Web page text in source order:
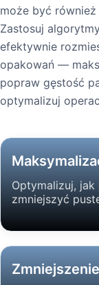
może być
Zastosuj
efektywnie
opakowań —
popraw gęstość
optymalizuj
Optymalizuj,
zmniejszyć